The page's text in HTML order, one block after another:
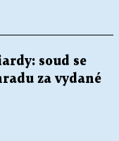
soud se
za vydané